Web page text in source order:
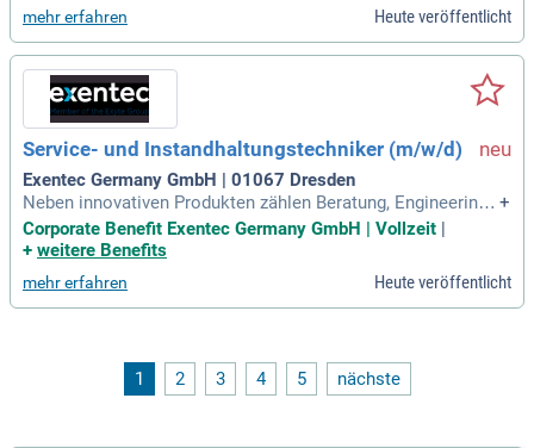
mehr erfahren Heute veröffentlicht
Service- und Instandhaltungstechniker (m/w/d)
Exentec Germany GmbH | 01067 Dresden
Neben innovativen Produkten zählen Beratung, Engineering,
Fertigung, Inbetriebnahme und umfassende Kundenbetreuun
g zu unseren Stärken. Das alles gelingt nur mit einem erfahr
punkt.
+
Corporate Benefit Exentec Germany GmbH | Vollzeit
+ weitere Benefits
mehr erfahren Heute veröffentlicht
1 2 3 4 5 nächste